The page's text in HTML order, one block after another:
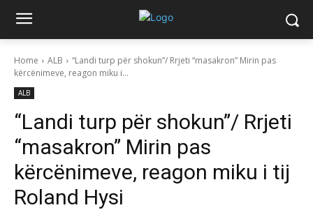
Home ALB
“Landi turp për shokun”/ Rrjeti “masakron” Mirin pas
kërcënimeve, reagon miku i...
ALB
“Landi turp për shokun”/ Rrjeti
“masakron” Mirin pas
kërcënimeve, reagon miku i tij
Roland Hysi